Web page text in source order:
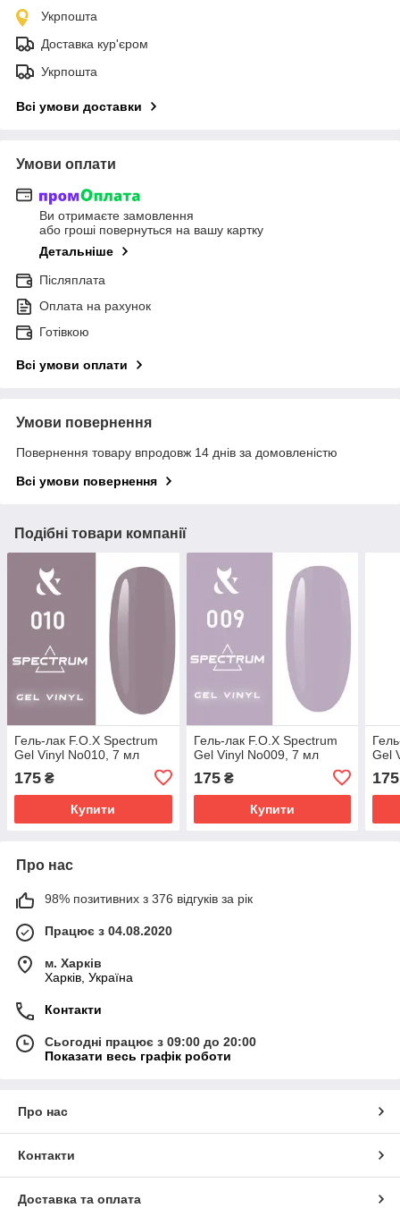
Укрпошта
Доставка кур'єром
Укрпошта
Всі умови доставки
Умови оплати
Ви отримаєте замовлення
або гроші повернуться на вашу картку
Детальніше
Післяплата
Оплата на рахунок
Готівкою
Всі умови оплати
Умови повернення
Повернення товару впродовж 14 днів за домовленістю
Всі умови повернення
Подібні товари компанії
Гель-лак F.O.X Spectrum
Gel Vinyl No010, 7 мл
175 ₴
Купити
Гель-лак F.O.X Spectrum
Gel Vinyl No009, 7 мл
175₴
Купити
Gel
175
Про нас
98% позитивних з 376 відгуків за рік
Працює з 04.08.2020
м. Харків
Харків, Україна
Контакти
Сьогодні працює з 09:00 до 20:00
Показати весь графік роботи
Про нас
Контакти
Доставка та оплата